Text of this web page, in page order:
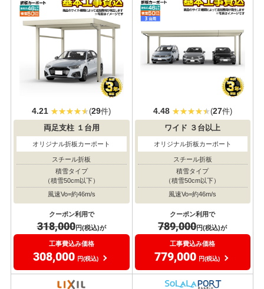
4.21 (29件)
両足支柱 １台用
オリジナル折板カーポート
スチール折板
積雪タイプ
（積雪50cm以下）
風速Vo=約46m/s
クーポン利用で
318,000円(税込)が
工事費込み価格
308,000 円(税込)
4.48 (27件)
ワイド ３台以上
オリジナル折板カーポート
スチール折板
積雪タイプ
（積雪50cm以下）
風速Vo=約46m/s
クーポン利用で
789,000円(税込)が
工事費込み価格
779,000 円(税込)